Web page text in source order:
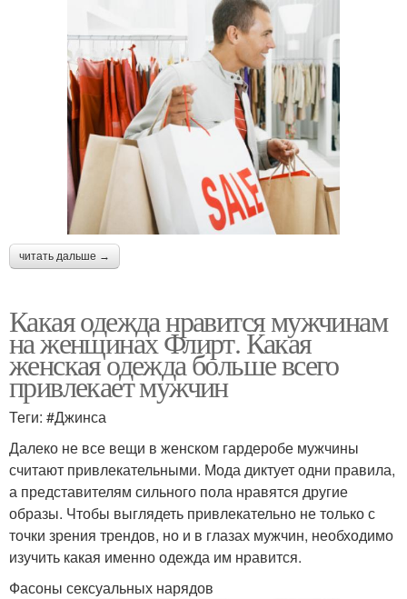
читать дальше →
Какая одежда нравится мужчинам
на женщинах Флирт. Какая
женская одежда больше всего
привлекает мужчин
Теги: #Джинса
Далеко не все вещи в женском гардеробе мужчины
считают привлекательными. Мода диктует одни правила,
а представителям сильного пола нравятся другие
образы. Чтобы выглядеть привлекательно не только с
точки зрения трендов, но и в глазах мужчин, необходимо
изучить какая именно одежда им нравится.
Фасоны сексуальных нарядов